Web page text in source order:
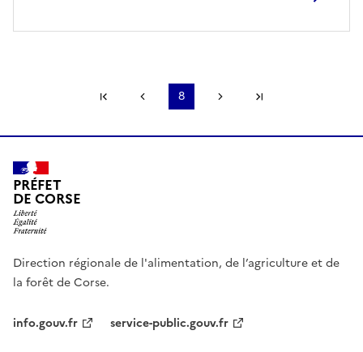
Première pagePage précédente
8 Page suivante
PRÉFET
DE CORSE
Direction régionale de l'alimentation, de l’agriculture et de
la forêt de Corse.
info.gouv.fr
service-public.gouv.fr